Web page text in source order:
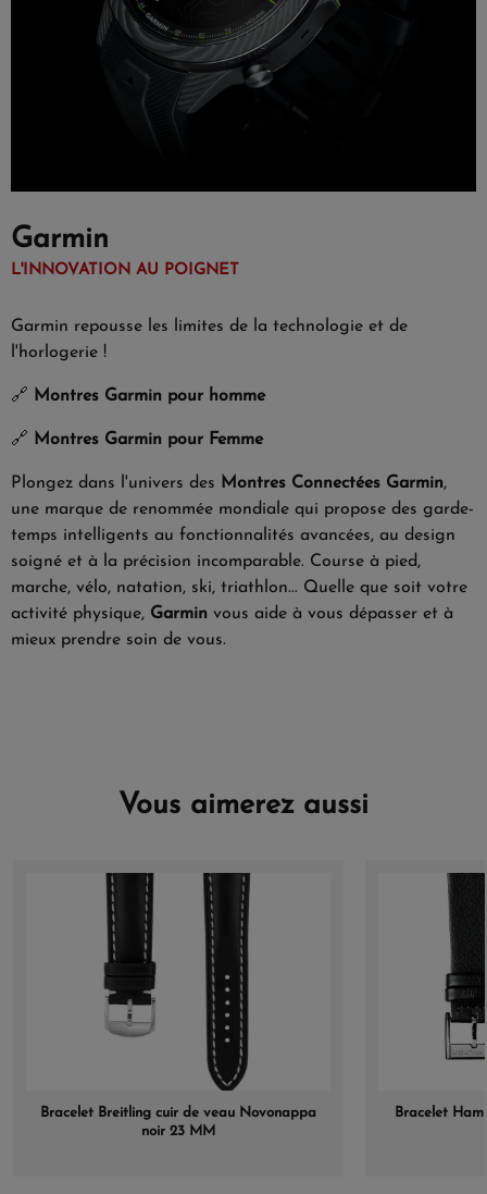
Garmin
L'INNOVATION AU POIGNET
Garmin repousse les limites de la technologie et de
l'horlogerie !
🔗 Montres Garmin pour homme
🔗 Montres Garmin pour Femme
Plongez dans l'univers des Montres Connectées Garmin,
une marque de renommée mondiale qui propose des garde-
temps intelligents au fonctionnalités avancées, au design
soigné et à la précision incomparable. Course à pied,
marche, vélo, natation, ski, triathlon... Quelle que soit votre
activité physique, Garmin vous aide à vous dépasser et à
mieux prendre soin de vous.
Vous aimerez aussi
Bracelet Breitling cuir de veau Novonappa
noir 23 MM
Bracelet